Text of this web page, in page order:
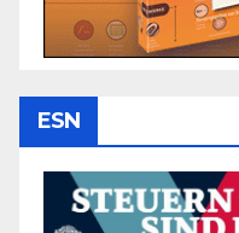
ESN